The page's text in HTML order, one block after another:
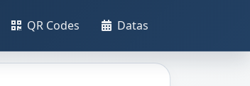
QR Codes Datas